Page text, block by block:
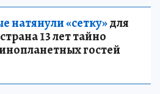
натянули «сетку»для
13 лет тайно
гостей